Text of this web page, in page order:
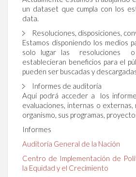
un dataset que cumpla con los
data.
Resoluciones, disposiciones,
Estamos disponiendo los medios
solo lugar las resoluciones o
establecieran beneficios para el
pueden ser buscadas y
Informes de auditoría
Aquí podrá acceder a los
evaluaciones, internas o
organismo, sus programas,
Informes
Auditoría General de la Nación
Centro de Implementación de
la Equidad y el Crecimiento